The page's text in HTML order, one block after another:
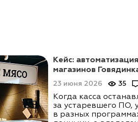
Кейс:
магазинов
23 июня 2026 35
Когда касса
за устаревшего ПО,
в разных